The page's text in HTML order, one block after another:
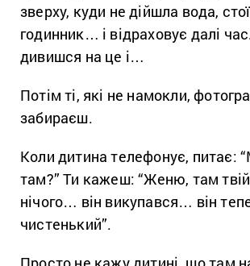
зверху, куди не дійшла вода,
годинник… і відраховує далі
дивишся на це і…
Потім ті, які не намокли,
забираєш.
Коли дитина телефонує, питає:
там?” Ти кажеш: “Женю, там
нічого… він викупався… він
чистенький”.